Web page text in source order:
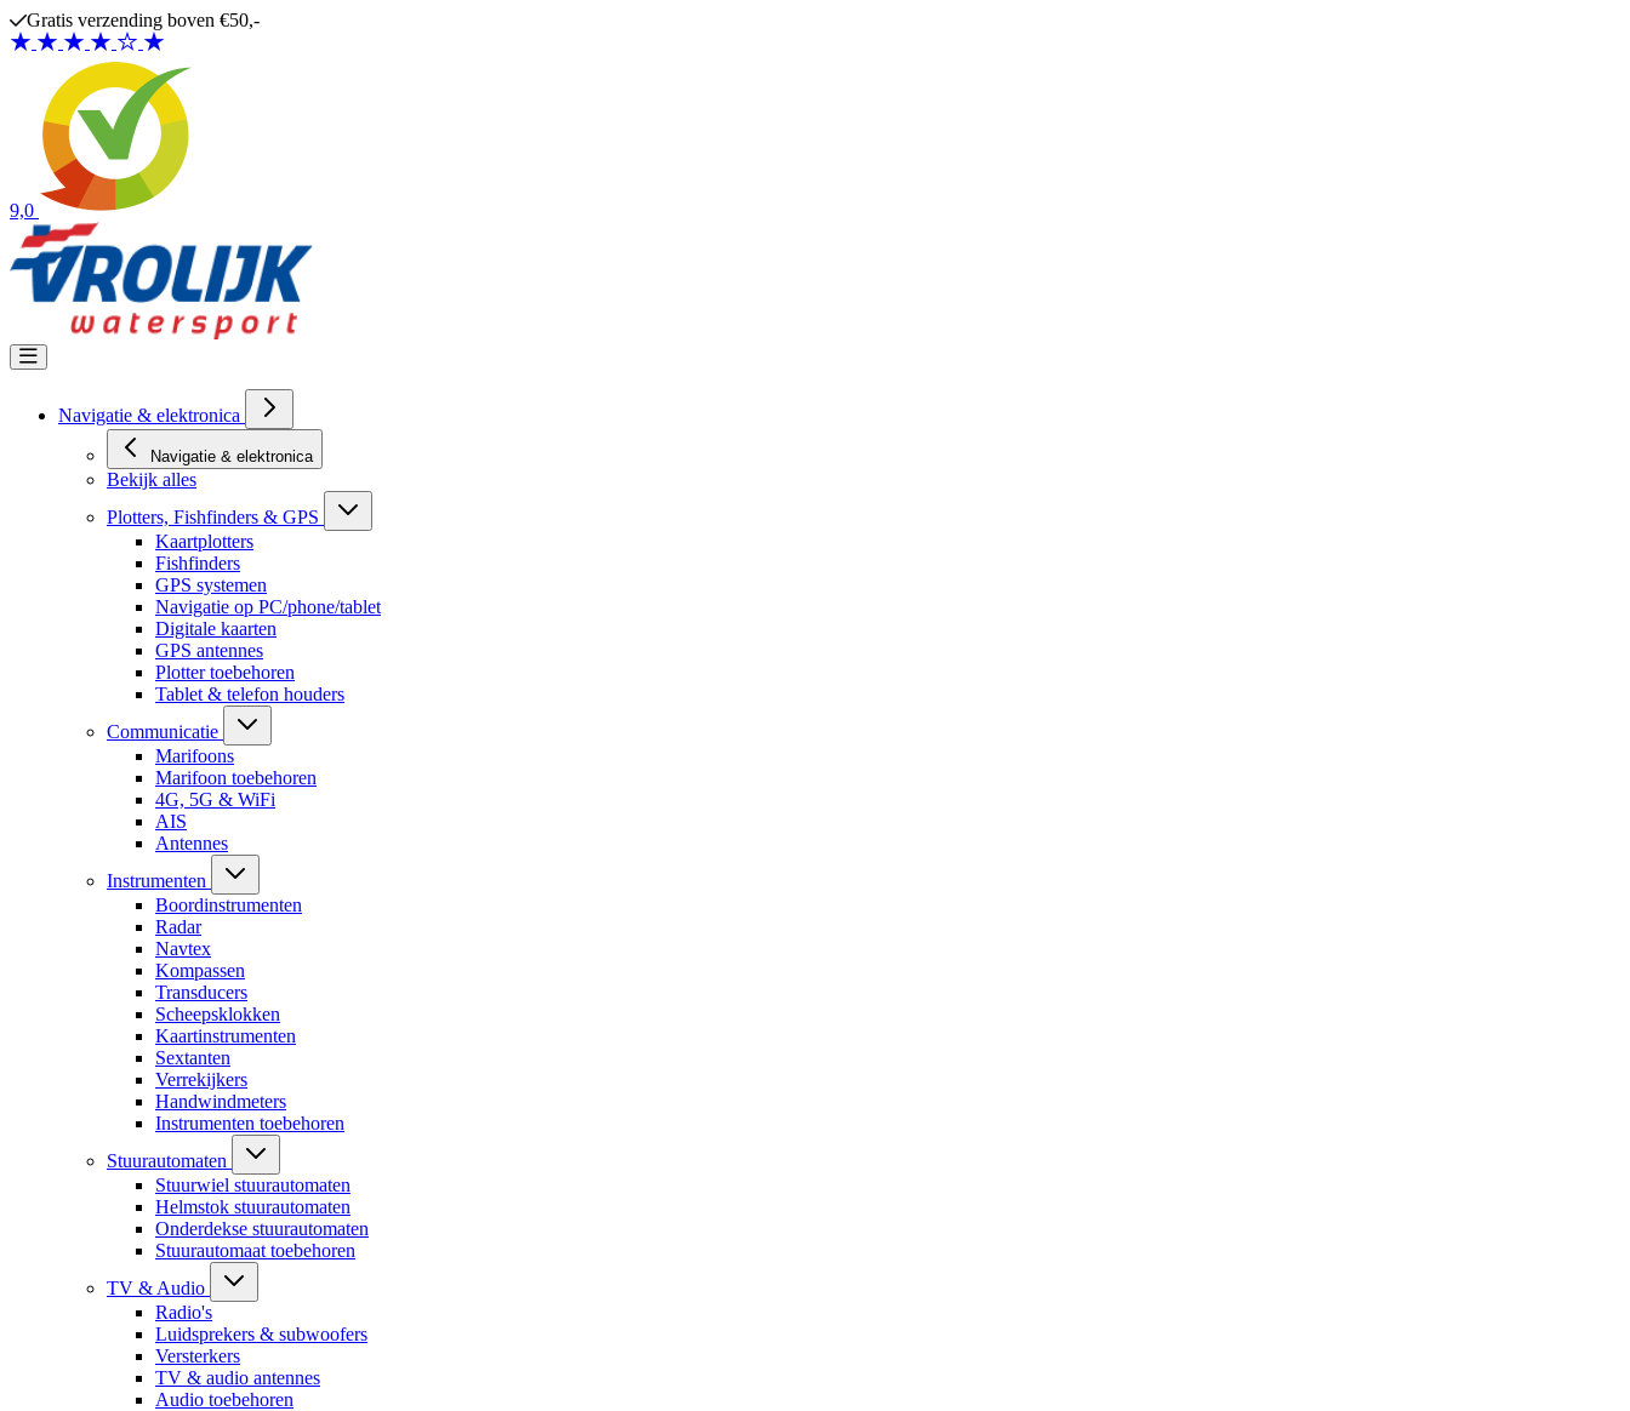
Ga naar de inhoud
Gratis verzending boven €50,-
9,0
Navigatie & elektronica
Navigatie & elektronica
Bekijk alles
Plotters, Fishfinders & GPS
Kaartplotters
Fishfinders
GPS systemen
Navigatie op PC/phone/tablet
Digitale kaarten
GPS antennes
Plotter toebehoren
Tablet & telefon houders
Communicatie
Marifoons
Marifoon toebehoren
4G, 5G & WiFi
AIS
Antennes
Instrumenten
Boordinstrumenten
Radar
Navtex
Kompassen
Transducers
Scheepsklokken
Kaartinstrumenten
Sextanten
Verrekijkers
Handwindmeters
Instrumenten toebehoren
Stuurautomaten
Stuurwiel stuurautomaten
Helmstok stuurautomaten
Onderdekse stuurautomaten
Stuurautomaat toebehoren
TV & Audio
Radio's
Luidsprekers & subwoofers
Versterkers
TV & audio antennes
Audio toebehoren